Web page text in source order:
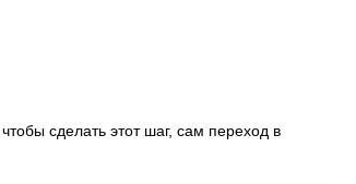
сделать этот шаг, сам переход в